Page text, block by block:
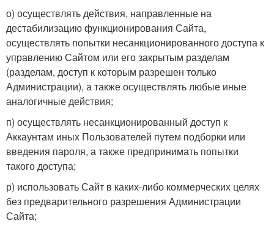
о) осуществлять действия, направленные на
дестабилизацию функционирования Сайта,
осуществлять попытки несанкционированного доступа к
управлению Сайтом или его закрытым разделам
(разделам, доступ к которым разрешен только
Администрации), а также осуществлять любые иные
аналогичные действия;
п) осуществлять несанкционированный доступ к
Аккаунтам иных Пользователей путем подборки или
введения пароля, а также предпринимать попытки
такого доступа;
р) использовать Сайт в каких-либо коммерческих целях
без предварительного разрешения Администрации
Сайта;